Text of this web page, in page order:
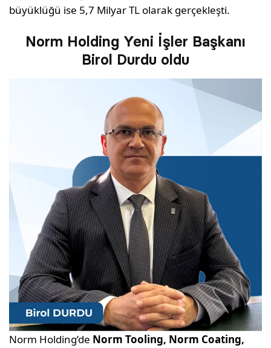
büyüklüğü ise 5,7 Milyar TL olarak gerçekleşti.
Norm Holding Yeni İşler Başkanı
Birol Durdu oldu
Norm Holding’de Norm Tooling, Norm Coating,